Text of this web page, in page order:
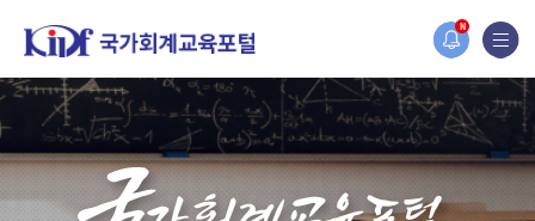
N
홈페이지가 새롭게 개편되었습니다.
한국조세재정연구원홈페이지가 새롭게 개설되었습니다.